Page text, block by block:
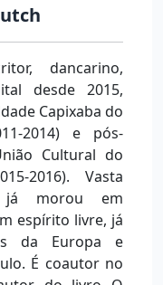
dancarino,
desde 2015,
Capixaba do
2014) e pós-
Cultural do
2016). Vasta
já morou em
espírito livre, já
da Europa e
É coautor no